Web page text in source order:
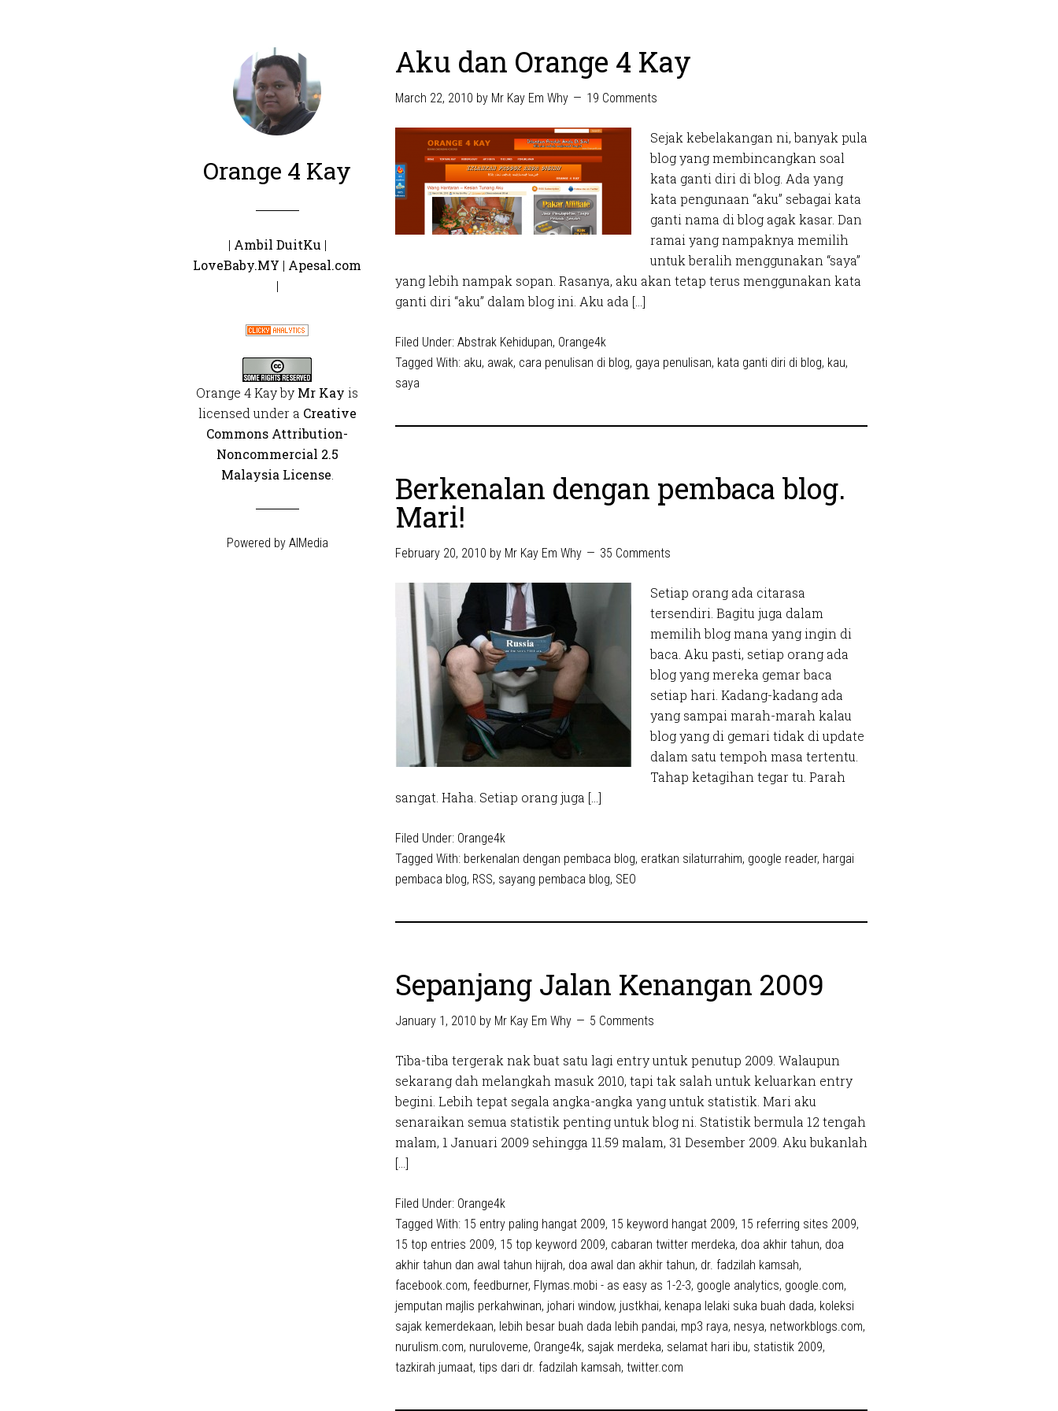
Orange 4 Kay
| Ambil DuitKu |
LoveBaby.MY | Apesal.com
|
Orange 4 Kayby Mr Kay is
licensed under a Creative
Commons Attribution-
Noncommercial 2.5
Malaysia License
Powered by AIMedia
Aku dan Orange 4 Kay
March 22, 2010 by Mr Kay Em Why 19 Comments
Sejak kebelakangan ni, banyak pula
blog yang membincangkan soal
kata ganti diri di blog. Ada yang
kata pengunaan “aku” sebagai kata
ganti nama di blog agak kasar. Dan
ramai yang nampaknya memilih
untuk beralih menggunakan “saya”
yang lebih nampak sopan. Rasanya, aku akan tetap terus menggunakan kata
ganti diri “aku” dalam blog ini. Aku ada […]
Filed Under: Abstrak Kehidupan, Orange4k
Tagged With: aku, awak, cara penulisan di blog, gaya penulisan, kata ganti diri di blog, kau,
saya
Berkenalan dengan pembaca blog.
Mari!
February 20, 2010 by Mr Kay Em Why 35 Comments
Setiap orang ada citarasa
tersendiri. Bagitu juga dalam
memilih blog mana yang ingin di
baca. Aku pasti, setiap orang ada
blog yang mereka gemar baca
setiap hari. Kadang-kadang ada
yang sampai marah-marah kalau
blog yang di gemari tidak di update
dalam satu tempoh masa tertentu.
Tahap ketagihan tegar tu. Parah
sangat. Haha. Setiap orang juga […]
Filed Under: Orange4k
Tagged With: berkenalan dengan pembaca blog, eratkan silaturrahim, google reader, hargai
pembaca blog, RSS, sayang pembaca blog, SEO
Sepanjang Jalan Kenangan 2009
January 1, 2010 by Mr Kay Em Why 5 Comments
Tiba-tiba tergerak nak buat satu lagi entry untuk penutup 2009. Walaupun
sekarang dah melangkah masuk 2010, tapi tak salah untuk keluarkan entry
begini. Lebih tepat segala angka-angka yang untuk statistik. Mari aku
senaraikan semua statistik penting untuk blog ni. Statistik bermula 12 tengah
malam, 1 Januari 2009 sehingga 11.59 malam, 31 Desember 2009. Aku bukanlah
[…]
Filed Under: Orange4k
Tagged With: 15 entry paling hangat 2009, 15 keyword hangat 2009, 15 referring sites 2009,
15 top entries 2009, 15 top keyword 2009, cabaran twitter merdeka, doa akhir tahun, doa
akhir tahun dan awal tahun hijrah, doa awal dan akhir tahun, dr. fadzilah kamsah,
facebook.com, feedburner, Flymas.mobi - as easy as 1-2-3, google analytics, google.com,
jemputan majlis perkahwinan, johari window, justkhai, kenapa lelaki suka buah dada, koleksi
sajak kemerdekaan, lebih besar buah dada lebih pandai, mp3 raya, nesya, networkblogs.com,
nurulism.com, nuruloveme, Orange4k, sajak merdeka, selamat hari ibu, statistik 2009,
tazkirah jumaat, tips dari dr. fadzilah kamsah, twitter.com